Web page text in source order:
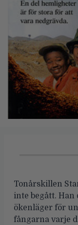
Tonårskillen
inte begått.
ökenläger för
fångarna varje